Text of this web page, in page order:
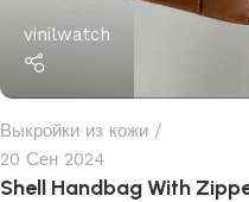
vinilwatch
Выкройки из кожи
20 Сен 2024
Shell Handbag With